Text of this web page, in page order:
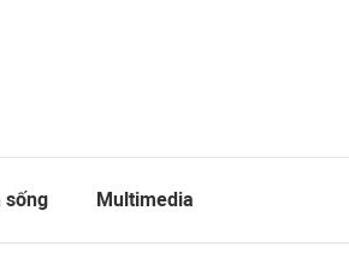
sống Multimedia